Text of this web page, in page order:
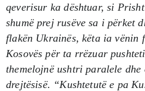
qeverisur ka dështuar, si
shumë prej rusëve sa i përket
flakën Ukrainës, këta ia vënin
Kosovës për ta rrëzuar
themelojnë ushtri paralele dhe
drejtësisë. “Kushtetutë e pa